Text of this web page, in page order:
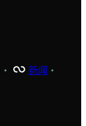
· 新闻 ·